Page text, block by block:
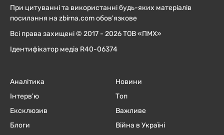
При цитуванні та використанні будь-яких матеріалів
посилання на zbirna.com обов'язкове
Всі права захищені © 2017 - 2026 ТОВ «ПМХ»
Ідентифікатор медіа R40-06374
Аналітика
Інтерв'ю
Ексклюзив
Блоги
Новини
Топ
Важливе
Війна в Україні